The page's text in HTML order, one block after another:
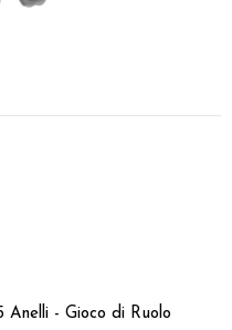
- Gioco di Ruolo